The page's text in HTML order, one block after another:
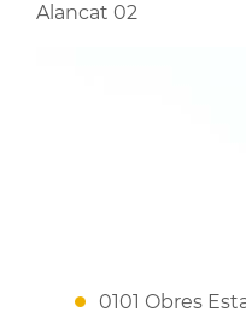
Alancat 02
0101 Obres